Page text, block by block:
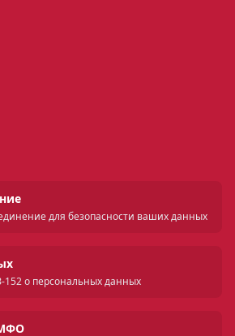
для безопасности ваших данных
152 о персональных данных